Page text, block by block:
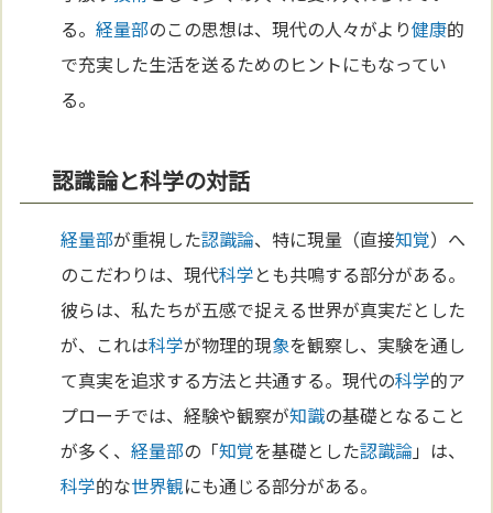
る。経量部のこの思想は、現代の人々がより健康的
で充実した生活を送るためのヒントにもなってい
る。
認識論と科学の対話
経量部が重視した認識論、特に現量（直接知覚）へ
のこだわりは、現代科学とも共鳴する部分がある。
彼らは、私たちが五感で捉える世界が真実だとした
が、これは科学が物理的現象を観察し、実験を通し
て真実を追求する方法と共通する。現代の科学的ア
プローチでは、経験や観察が知識の基礎となること
が多く、経量部の「知覚を基礎とした認識論」は、
科学的な世界観にも通じる部分がある。